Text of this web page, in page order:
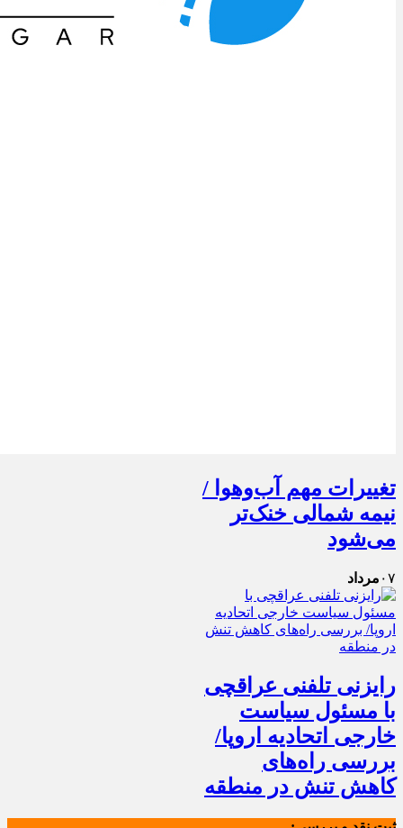
تغییرات مهم آب‌وهوا /
نیمه شمالی خنک‌تر
می‌شود
۰۷ مرداد
رایزنی تلفنی عراقچی
با مسئول سیاست
خارجی اتحادیه اروپا/
بررسی راه‌های
کاهش تنش در منطقه